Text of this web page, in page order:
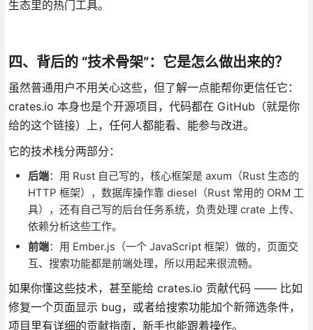
生态里的热门工具。
四、背后的 “技术骨架”：它是怎么做出来的？
虽然普通用户不用关心这些，但了解一点能帮你更信任它：
crates.io 本身也是个开源项目，代码都在 GitHub（就是你
给的这个链接）上，任何人都能看、能参与改进。
它的技术栈分两部分：
后端：用 Rust 自己写的，核心框架是 axum（Rust 生态的
HTTP 框架），数据库操作靠 diesel（Rust 常用的 ORM 工
具），还有自己写的后台任务系统，负责处理 crate 上传、
依赖分析这些工作。
前端：用 Ember.js（一个 JavaScript 框架）做的，页面交
互、搜索功能都是前端处理，所以用起来很流畅。
如果你懂这些技术，甚至能给 crates.io 贡献代码 —— 比如
修复一个页面显示 bug，或者给搜索功能加个新筛选条件，
项目里有详细的贡献指南，新手也能跟着操作。